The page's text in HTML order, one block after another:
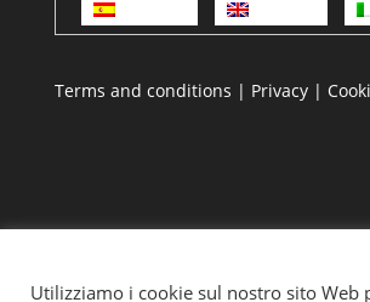
Terms and conditions | Privacy|
Utilizziamo i cookie sul nostro sito Web